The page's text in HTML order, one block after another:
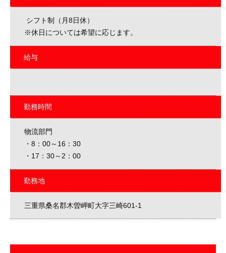
シフト制（月8日休）
※休日については希望に応じます。
給与
勤務時間
物流部門
・8：00～16：30
・17：30～2：00
勤務地
三重県桑名郡木曽岬町大字三崎601-1